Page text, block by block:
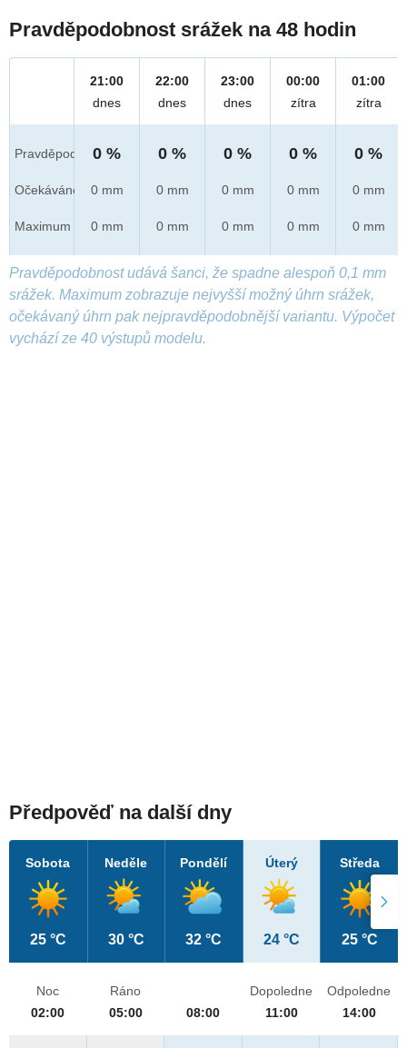
Pravděpodobnost srážek na 48 hodin
Pravděpod.
Očekáváno
Maximum
21:00
dnes
0 %
0 mm
0 mm
22:00
dnes
0 %
0 mm
0 mm
23:00
dnes
0 %
0 mm
0 mm
00:00
zítra
0 %
0 mm
0 mm
01:00
zítra
0 %
0 mm
0 mm
Pravděpodobnost udává šanci, že spadne alespoň 0,1 mm
srážek. Maximum zobrazuje nejvyšší možný úhrn srážek,
očekávaný úhrn pak nejpravděpodobnější variantu. Výpočet
vychází ze 40 výstupů modelu.
Předpověď na další dny
Sobota
25 °C
Neděle
30 °C
Pondělí
32 °C
Úterý
24 °C
Středa
25 °C
Noc
02:00
Ráno
05:00
08:00
Dopoledne
11:00
Odpoledne
14:00